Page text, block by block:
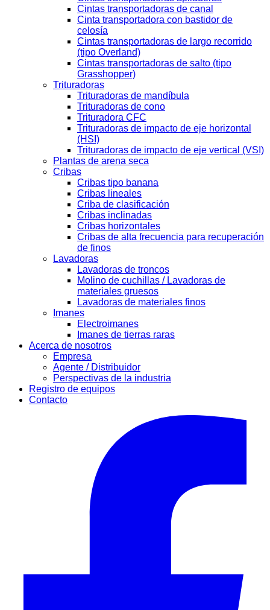
Cintas transportadoras de canal
Cinta transportadora con bastidor de
celosía
Cintas transportadoras de largo recorrido
(tipo Overland)
Cintas transportadoras de salto (tipo
Grasshopper)
Trituradoras
Trituradoras de mandíbula
Trituradoras de cono
Trituradora CFC
Trituradoras de impacto de eje horizontal
(HSI)
Trituradoras de impacto de eje vertical (VSI)
Plantas de arena seca
Cribas
Cribas tipo banana
Cribas lineales
Criba de clasificación
Cribas inclinadas
Cribas horizontales
Cribas de alta frecuencia para recuperación
de finos
Lavadoras
Lavadoras de troncos
Molino de cuchillas / Lavadoras de
materiales gruesos
Lavadoras de materiales finos
Imanes
Electroimanes
Imanes de tierras raras
Acerca de nosotros
Empresa
Agente / Distribuidor
Perspectivas de la industria
Registro de equipos
Contacto